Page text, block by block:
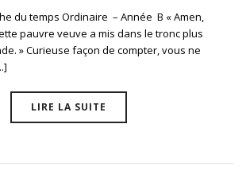
du temps Ordinaire – Année B « Amen,
pauvre veuve a mis dans le tronc plus
» Curieuse façon de compter, vous ne
LIRE LA SUITE